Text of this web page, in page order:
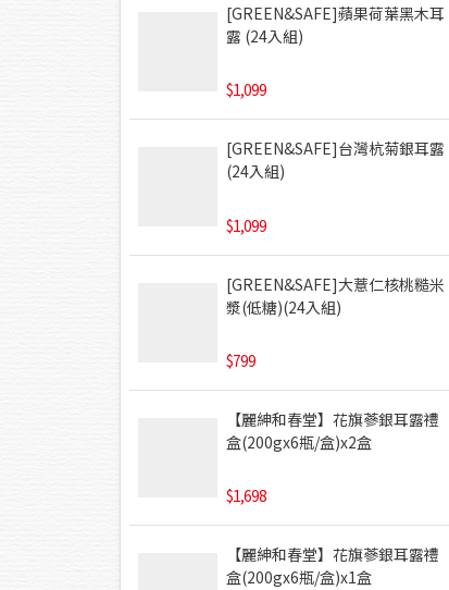
[GREEN&SAFE]蘋果荷葉黑木耳
露 (24入組)
1,099
[GREEN&SAFE]台灣杭菊銀耳露
(24入組)
1,099
[GREEN&SAFE]大薏仁核桃糙米
漿(低糖)(24入組)
799
【麗紳和春堂】花旗蔘銀耳露禮
盒(200gx6瓶/盒)x2盒
1,698
【麗紳和春堂】花旗蔘銀耳露禮
盒(200gx6瓶/盒)x1盒